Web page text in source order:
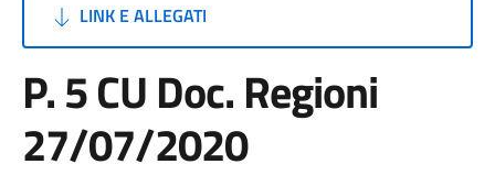
LINK E ALLEGATI
P. 5 CU Doc. Regioni
27/07/2020